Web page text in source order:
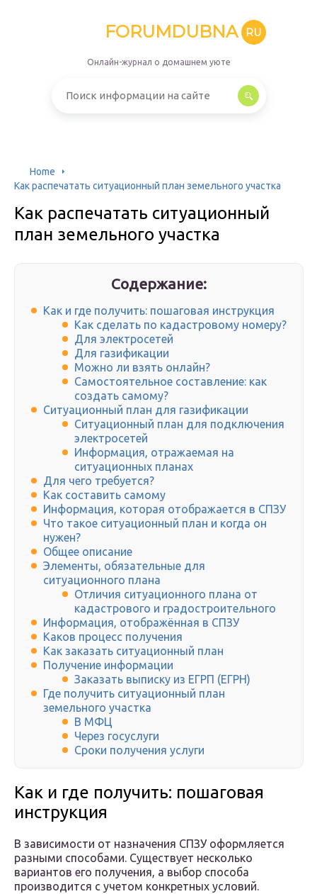
FORUMDUBNA RU
Онлайн-журнал о домашнем уюте
Home
Как распечатать ситуационный план земельного участка
Как распечатать ситуационный
план земельного участка
Содержание:
Как и где получить: пошаговая инструкция
Как сделать по кадастровому номеру?
Для электросетей
Для газификации
Можно ли взять онлайн?
Самостоятельное составление: как
создать самому?
Ситуационный план для газификации
Ситуационный план для подключения
электросетей
Информация, отражаемая на
ситуационных планах
Для чего требуется?
Как составить самому
Информация, которая отображается в СПЗУ
Что такое ситуационный план и когда он
нужен?
Общее описание
Элементы, обязательные для
ситуационного плана
Отличия ситуационного плана от
кадастрового и градостроительного
Информация, отображённая в СПЗУ
Каков процесс получения
Как заказать ситуационный план
Получение информации
Заказать выписку из ЕГРП (ЕГРН)
Где получить ситуационный план
земельного участка
В МФЦ
Через госуслуги
Сроки получения услуги
Как и где получить: пошаговая
инструкция
В зависимости от назначения СПЗУ оформляется
разными способами. Существует несколько
вариантов его получения, а выбор способа
производится с учетом конкретных условий.